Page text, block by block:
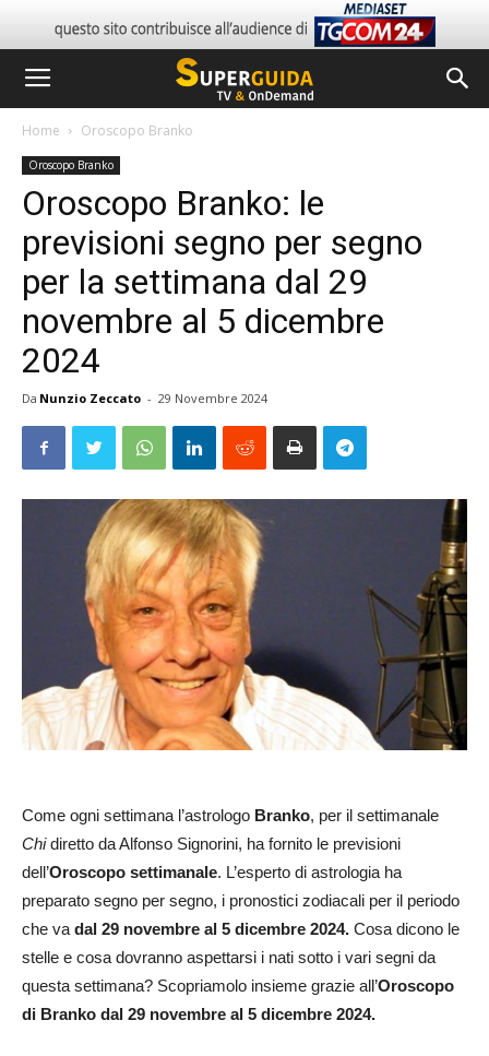
Home Oroscopo Branko
Oroscopo Branko
Oroscopo Branko: le
previsioni segno per segno
per la settimana dal 29
novembre al 5 dicembre
2024
Da Nunzio Zeccato - 29 Novembre 2024
Come ogni settimana l’astrologo Branko, per il settimanale
Chidiretto da Alfonso Signorini, ha fornito le previsioni
dell’Oroscopo settimanale. L’esperto di astrologia ha
preparato segno per segno, i pronostici zodiacali per il periodo
che va dal 29 novembre al 5 dicembre 2024. Cosa dicono le
stelle e cosa dovranno aspettarsi i nati sotto i vari segni da
questa settimana? Scopriamolo insieme grazie all’Oroscopo
di Branko dal 29 novembre al 5 dicembre 2024.